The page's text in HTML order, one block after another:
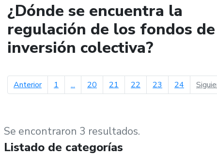
¿Dónde se encuentra la
regulación de los fondos de
inversión colectiva?
Anteriorpágina anterior
1 ... 20 21 22 23 24
Se encontraron 3 resultados.
Listado de categorías